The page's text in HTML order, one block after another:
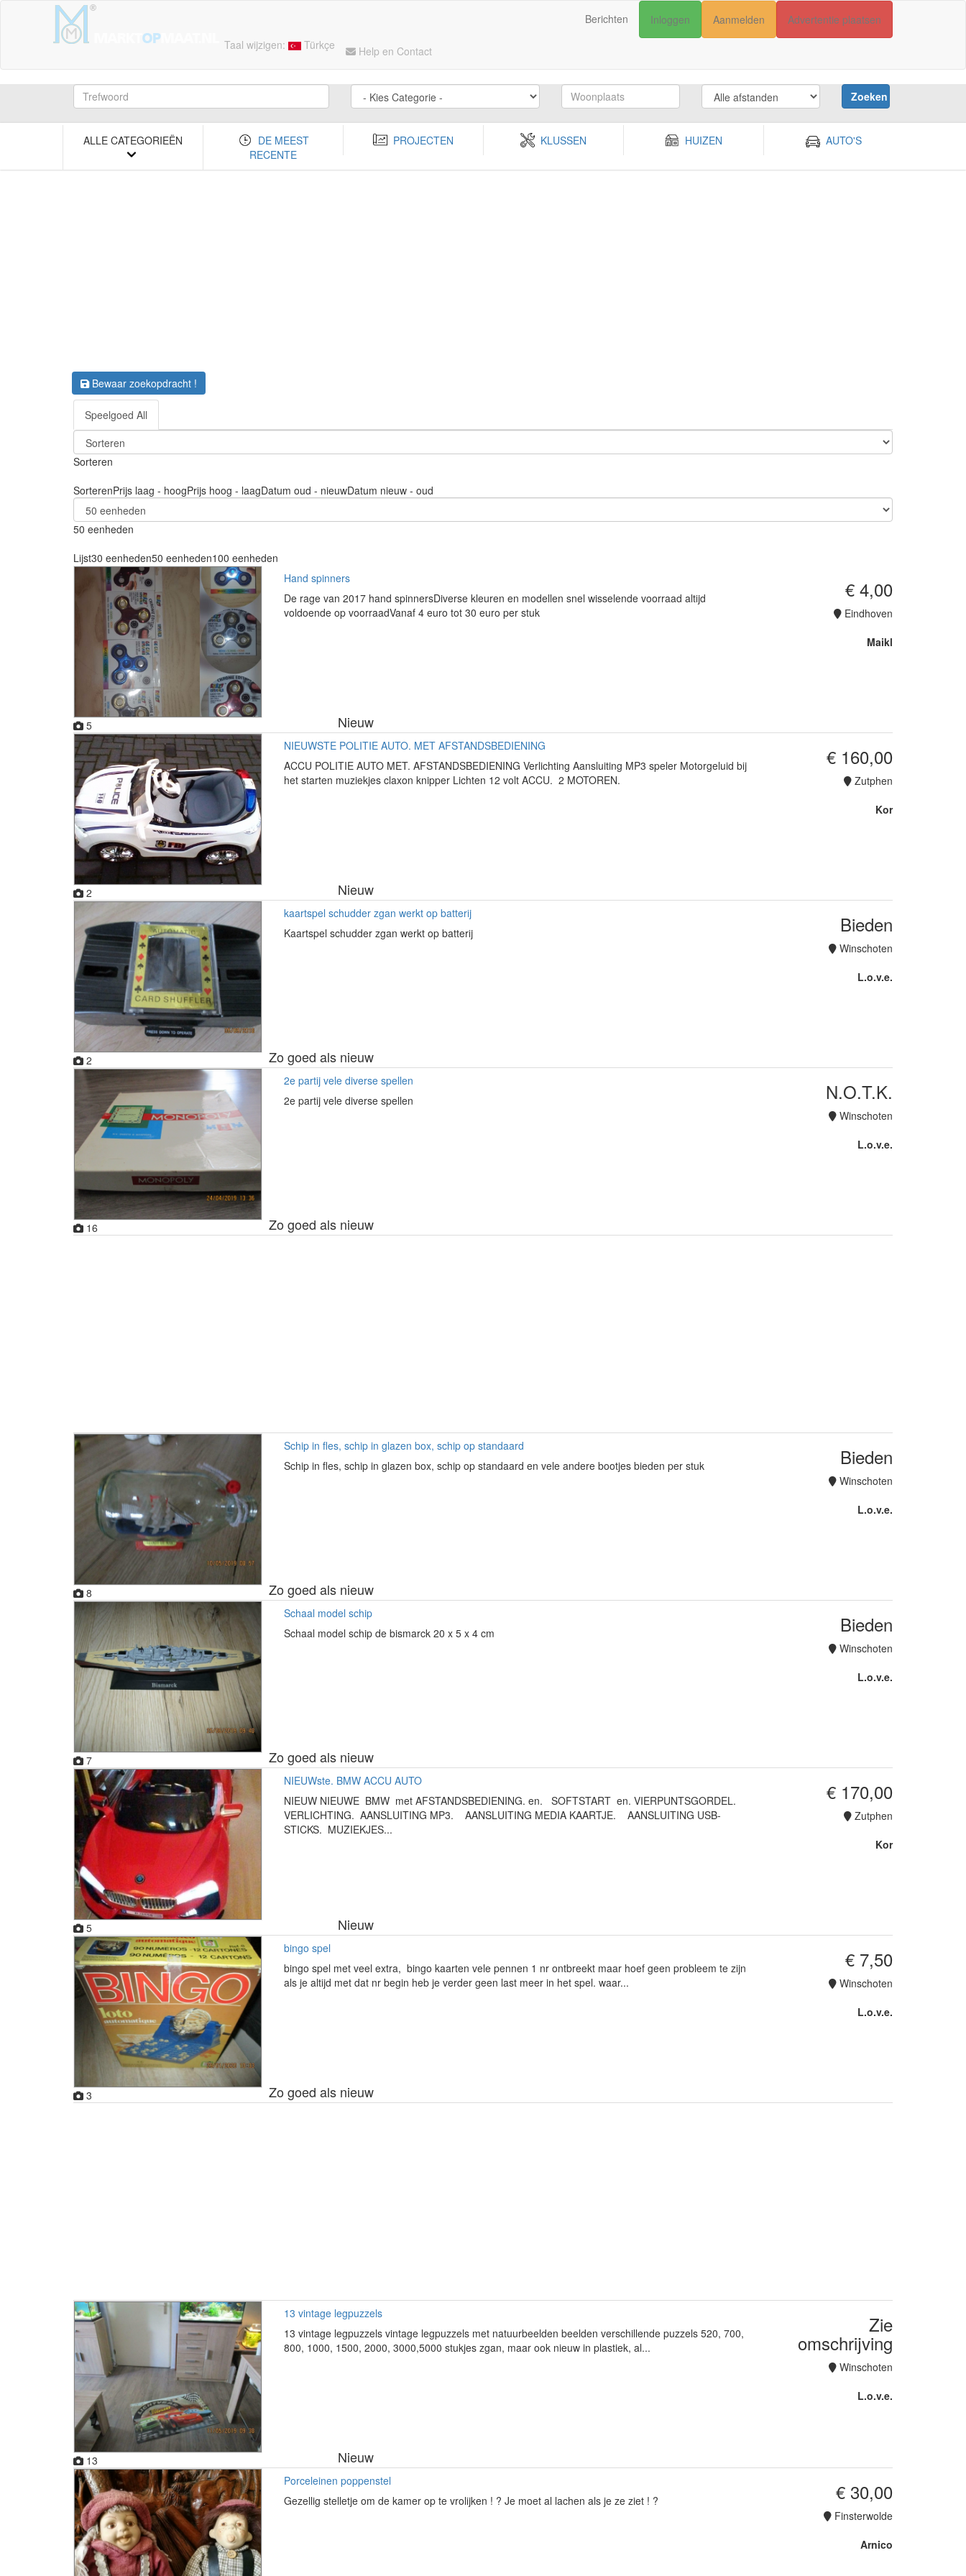
Taal wijzigen: Türkçe Help en Contact
Berichten Inloggen Aanmelden Advertentie plaatsen
Zoeken
ALLE CATEGORIEËN
DE MEEST
RECENTE
PROJECTEN KLUSSEN HUIZEN AUTO'S
Bewaar zoekopdracht !
Speelgoed All
Sorteren
SorterenPrijs laag - hoogPrijs hoog - laagDatum oud - nieuwDatum nieuw - oud
50 eenheden
Lijst30 eenheden50 eenheden100 eenheden
5 Nieuw
Hand spinners
De rage van 2017 hand spinnersDiverse kleuren en modellen snel wisselende voorraad altijd
voldoende op voorraadVanaf 4 euro tot 30 euro per stuk
€ 4,00
Eindhoven
Maikl
2 Nieuw
NIEUWSTE POLITIE AUTO. MET AFSTANDSBEDIENING
ACCU POLITIE AUTO MET. AFSTANDSBEDIENING Verlichting Aansluiting MP3 speler Motorgeluid bij
het starten muziekjes claxon knipper Lichten 12 volt ACCU. 2 MOTOREN.
€ 160,00
Zutphen
Kor
2 Zo goed als nieuw
kaartspel schudder zgan werkt op batterij
Kaartspel schudder zgan werkt op batterij
Bieden
Winschoten
L.o.v.e.
16 Zo goed als nieuw
2e partij vele diverse spellen
2e partij vele diverse spellen
N.O.T.K.
Winschoten
L.o.v.e.
8 Zo goed als nieuw
Schip in fles, schip in glazen box, schip op standaard
Schip in fles, schip in glazen box, schip op standaard en vele andere bootjes bieden per stuk
Bieden
Winschoten
L.o.v.e.
7 Zo goed als nieuw
Schaal model schip
Schaal model schip de bismarck 20 x 5 x 4 cm
Bieden
Winschoten
L.o.v.e.
5 Nieuw
NIEUWste. BMW ACCU AUTO
NIEUW NIEUWE BMW met AFSTANDSBEDIENING. en. SOFTSTART en. VIERPUNTSGORDEL.
VERLICHTING. AANSLUITING MP3. AANSLUITING MEDIA KAARTJE. AANSLUITING USB-
STICKS. MUZIEKJES...
€ 170,00
Zutphen
Kor
3 Zo goed als nieuw
bingo spel
bingo spel met veel extra, bingo kaarten vele pennen 1 nr ontbreekt maar hoef geen probleem te zijn
als je altijd met dat nr begin heb je verder geen last meer in het spel. waar...
€ 7,50
Winschoten
L.o.v.e.
13 Nieuw
13 vintage legpuzzels
13 vintage legpuzzels vintage legpuzzels met natuurbeelden beelden verschillende puzzels 520, 700,
800, 1000, 1500, 2000, 3000,5000 stukjes zgan, maar ook nieuw in plastiek, al...
Zie
omschrijving
Winschoten
L.o.v.e.
Porceleinen poppenstel
Gezellig stelletje om de kamer op te vrolijken ! ? Je moet al lachen als je ze ziet ! ?
€ 30,00
Finsterwolde
Arnico